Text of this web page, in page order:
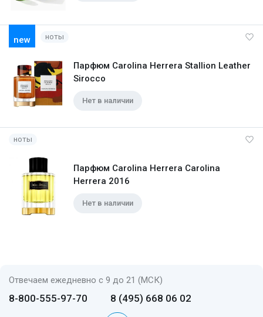
new ноты
Парфюм Carolina Herrera Stallion Leather
Sirocco
Нет в наличии
ноты
Парфюм Carolina Herrera Carolina
Herrera 2016
Нет в наличии
Отвечаем ежедневно с 9 до 21 (МСК)
8-800-555-97-70 8 (495) 668 06 02